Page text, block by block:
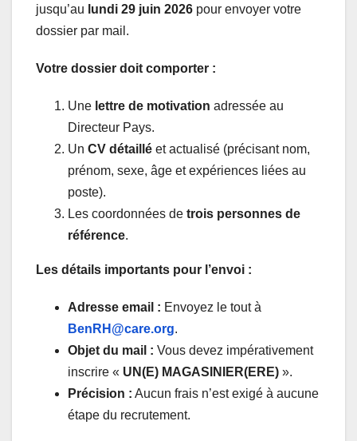
jusqu’au lundi 29 juin 2026 pour envoyer votre
dossier par mail.
Votre dossier doit comporter :
Une lettre de motivation adressée au
Directeur Pays.
Un CV détaillé et actualisé (précisant nom,
prénom, sexe, âge et expériences liées au
poste).
Les coordonnées de trois personnes de
référence.
Les détails importants pour l’envoi :
Adresse email : Envoyez le tout à
BenRH@care.org.
Objet du mail : Vous devez impérativement
inscrire « UN(E) MAGASINIER(ERE) ».
Précision : Aucun frais n’est exigé à aucune
étape du recrutement.